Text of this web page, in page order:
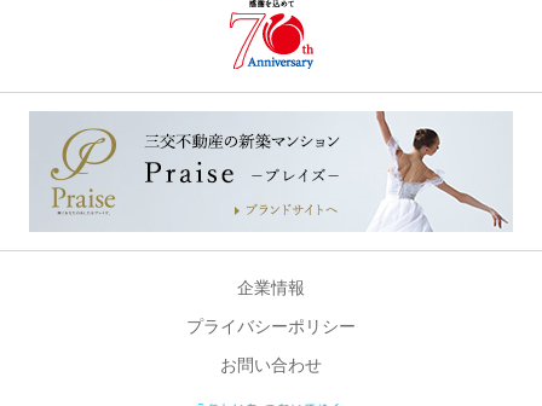
企業情報
プライバシーポリシー
お問い合わせ